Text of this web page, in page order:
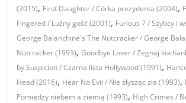
(2015), First Daughter / Córka prezydenta (2004),
Fingered / Luźny gość (2001), Furious 7 / Szybcy i
George Balanchine's The Nutcracker / George
Nutcracker (1993),Goodbye Lover / Żegnaj
by Suspicion / Czarna lista Hollywood (1991),
Head (2016), Hear No Evil / Nie słysząc zła (1993),
Pomiędzy niebem a ziemią (1993), High Crimes /